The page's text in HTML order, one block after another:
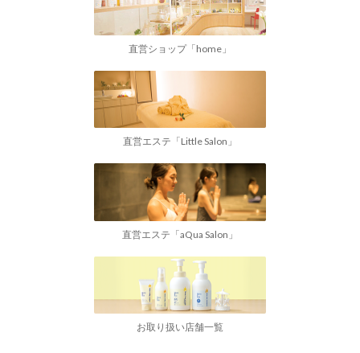
直営ショップ「home」
直営エステ「Little Salon」
直営エステ「aQua Salon」
お取り扱い店舗一覧